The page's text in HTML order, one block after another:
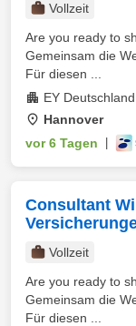
Vollzeit
Are you ready to
Gemeinsam die
Für diesen ...
EY Deutschland
Hannover
vor 6 Tagen
Consultant
Vollzeit
Are you ready to
Gemeinsam die
Für diesen ...